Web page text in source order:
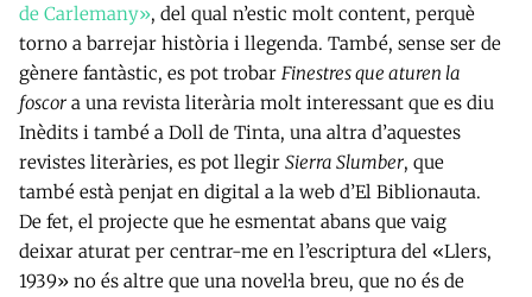
de Carlemany», del qual n’estic molt content, perquè
torno a barrejar història i llegenda. També, sense ser de
gènere fantàstic, es pot trobar Finestres que aturen la
foscor a una revista literària molt interessant que es diu
Inèdits i també a Doll de Tinta, una altra d’aquestes
revistes literàries, es pot llegir Sierra Slumber, que
també està penjat en digital a la web d’El Biblionauta.
De fet, el projecte que he esmentat abans que vaig
deixar aturat per centrar-me en l’escriptura del «Llers,
1939» no és altre que una novel·la breu, que no és de